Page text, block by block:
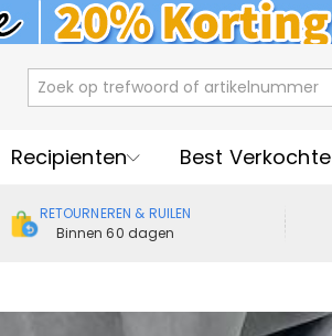
Recipienten Best Verkochte
RETOURNEREN & RUILEN
Binnen 60 dagen